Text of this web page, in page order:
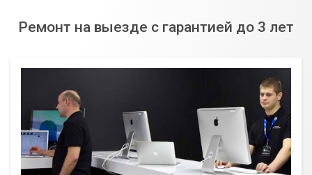
Ремонт на выезде с гарантией до 3 лет